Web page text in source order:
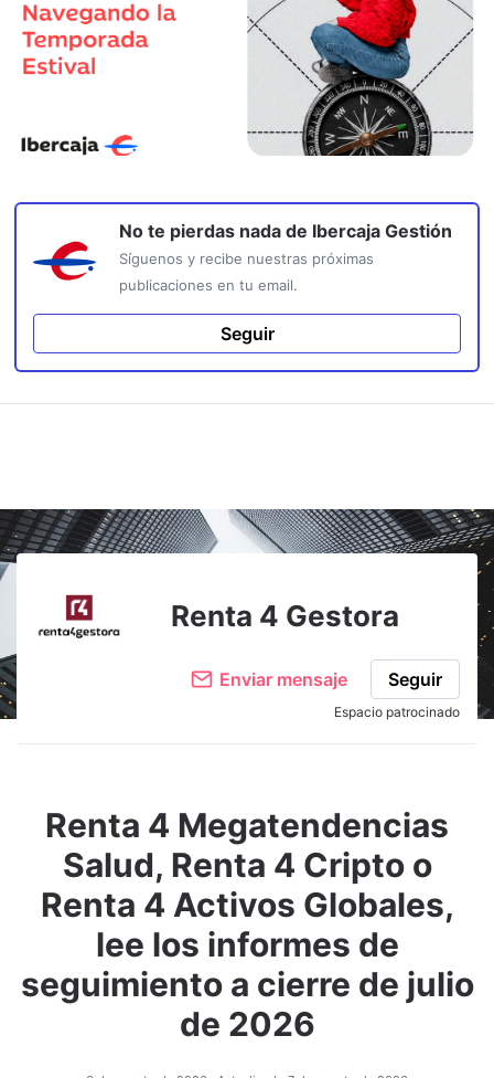
No te pierdas nada de Ibercaja Gestión
Síguenos y recibe nuestras próximas
publicaciones en tu email.
Seguir
Renta 4 Gestora
Enviar mensaje Seguir
Espacio patrocinado
Renta 4 Megatendencias
Salud, Renta 4 Cripto o
Renta 4 Activos Globales,
lee los informes de
seguimiento a cierre de julio
de 2026